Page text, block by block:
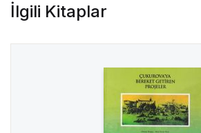
İlgili Kitaplar